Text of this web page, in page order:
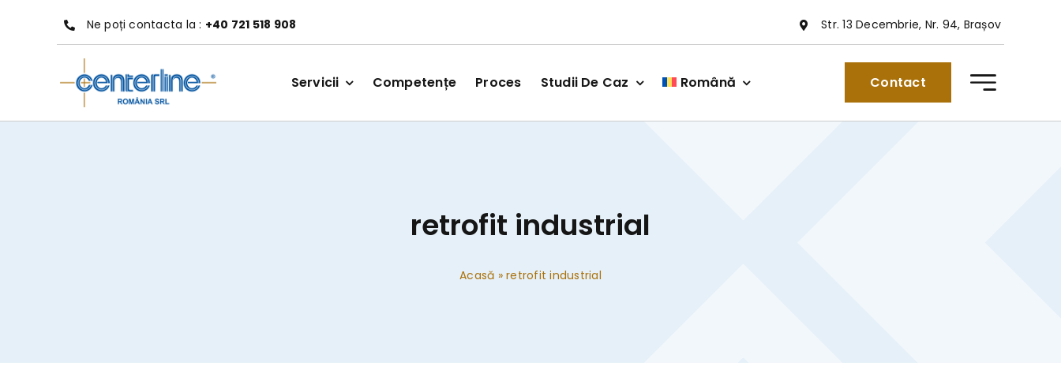
Ne poți contacta la : +40 721 518 908 Str. 13 Decembrie, Nr. 94, Brașov
Servicii Competențe Proces Studii De Caz Română Contact
retrofit industrial
Acasă »retrofit industrial